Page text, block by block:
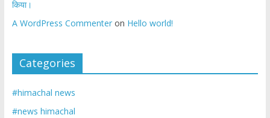
किया।
A WordPress Commenteron Hello world!
Categories
#himachal news
#news himachal